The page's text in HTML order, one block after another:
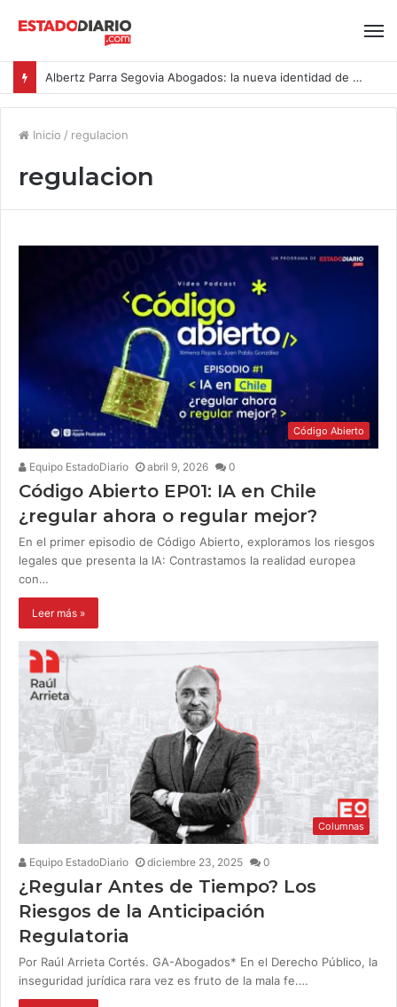
Albertz Parra Segovia Abogados: la nueva identidad de Segovia Consulting
Inicio / regulacion
regulacion
Código Abierto
Equipo EstadoDiario abril 9, 2026 0
Código Abierto EP01: IA en Chile
¿regular ahora o regular mejor?
En el primer episodio de Código Abierto, exploramos los riesgos
legales que presenta la IA: Contrastamos la realidad europea
con…
Leer más »
Columnas
Equipo EstadoDiario diciembre 23, 2025 0
¿Regular Antes de Tiempo? Los
Riesgos de la Anticipación
Regulatoria
Por Raúl Arrieta Cortés. GA-Abogados* En el Derecho Público, la
inseguridad jurídica rara vez es fruto de la mala fe.…